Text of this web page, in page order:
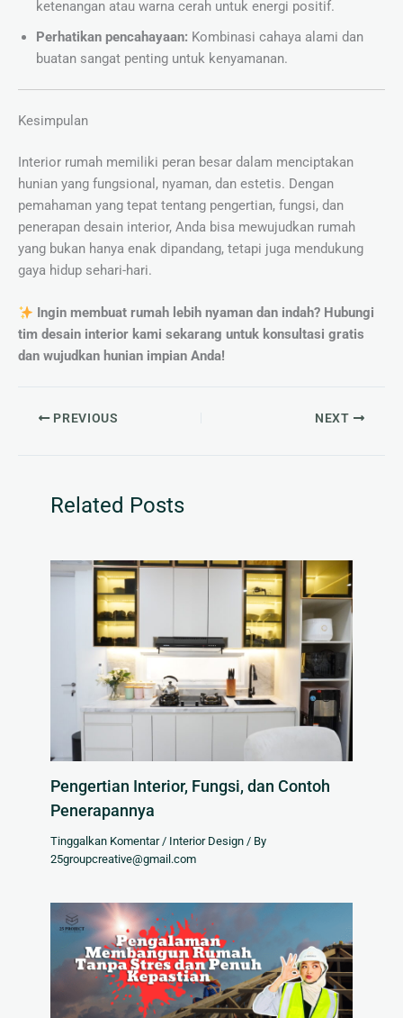
ketenangan atau warna cerah untuk energi positif.
Perhatikan pencahayaan: Kombinasi cahaya alami dan
buatan sangat penting untuk kenyamanan.
Kesimpulan
Interior rumah memiliki peran besar dalam menciptakan
hunian yang fungsional, nyaman, dan estetis. Dengan
pemahaman yang tepat tentang pengertian, fungsi, dan
penerapan desain interior, Anda bisa mewujudkan rumah
yang bukan hanya enak dipandang, tetapi juga mendukung
gaya hidup sehari-hari.
Ingin membuat rumah lebih nyaman dan indah? Hubungi
tim desain interior kami sekarang untuk konsultasi gratis
dan wujudkan hunian impian Anda!
PREVIOUS NEXT
Related Posts
Pengertian Interior, Fungsi, dan Contoh
Penerapannya
Tinggalkan Komentar / Interior Design / By
25groupcreative@gmail.com